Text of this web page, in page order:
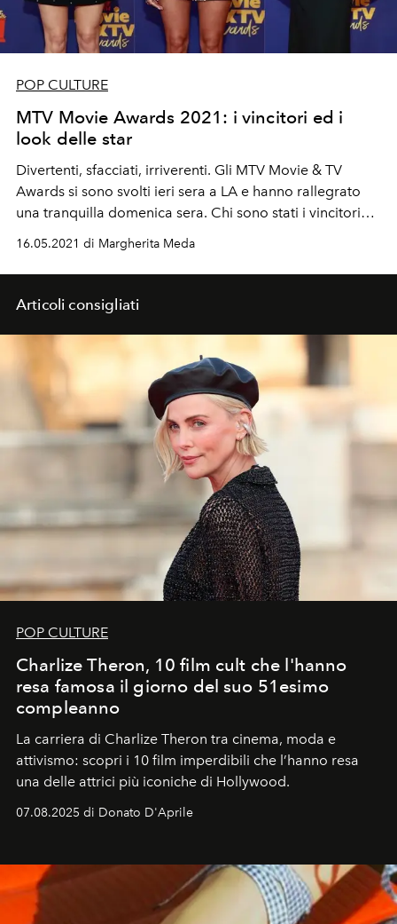
POP CULTURE
MTV Movie Awards 2021: i vincitori ed i
look delle star
Divertenti, sfacciati, irriverenti. Gli MTV Movie & TV
Awards si sono svolti ieri sera a LA e hanno rallegrato
una tranquilla domenica sera. Chi sono stati i vincitori? E
chi invece vince il premio del look più bello?
16.05.2021 di Margherita Meda
Articoli consigliati
POP CULTURE
Charlize Theron, 10 film cult che l'hanno
resa famosa il giorno del suo 51esimo
compleanno
La carriera di Charlize Theron tra cinema, moda e
attivismo: scopri i 10 film imperdibili che l’hanno resa
una delle attrici più iconiche di Hollywood.
07.08.2025 di Donato D'Aprile